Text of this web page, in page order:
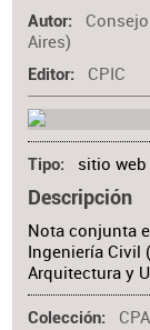
Autor
Aires)
Editor CPIC
Tipo sitio web
Descripción
Nota conjunta
Ingeniería Civil
Arquitectura y
Colección